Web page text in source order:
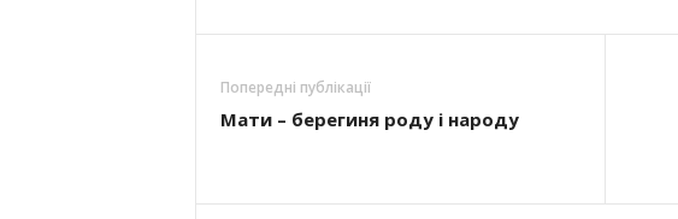
Попередні публікації
Мати – берегиня роду і народу